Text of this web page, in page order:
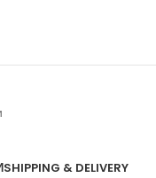
SHIPPING & DELIVERY